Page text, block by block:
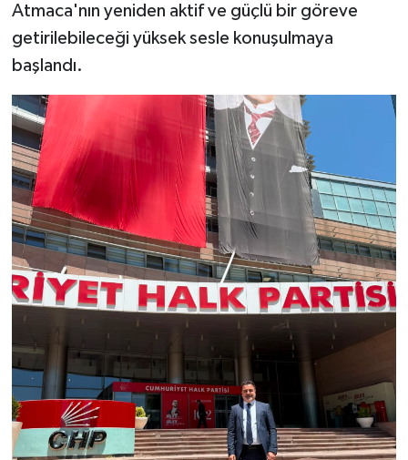
Atmaca'nın yeniden aktif ve güçlü bir göreve
getirilebileceği yüksek sesle konuşulmaya
başlandı.